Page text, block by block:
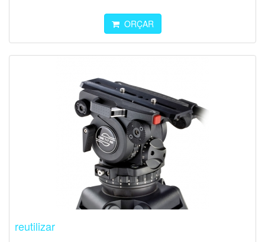
ORÇAR
reutilizar